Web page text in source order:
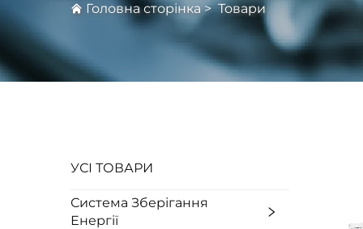
Головна сторінка>Товари
УСІ ТОВАРИ
Система Зберігання
Енергії